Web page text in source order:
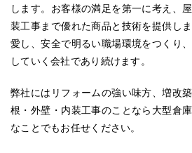
します。お客様の満足を第一に考え、
装工事まで優れた商品と技術を提供し
愛し、安全で明るい職場環境をつくり
していく会社であり続けます。
弊社にはリフォームの強い味方、増改
根・外壁・内装工事のことなら大型倉
なことでもお任せください。